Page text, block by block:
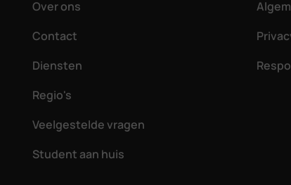
Over ons
Contact
Diensten
Regio's
Veelgestelde vragen
Student aan huis